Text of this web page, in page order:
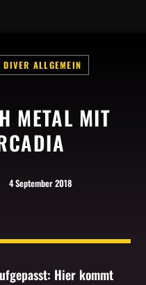
ON:
DIVER ALLGEMEIN
METAL MIT
4 September 2018
Hier kommt